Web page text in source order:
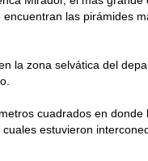
las pirámides
la zona selvática del
cuadrados en
estuvieron